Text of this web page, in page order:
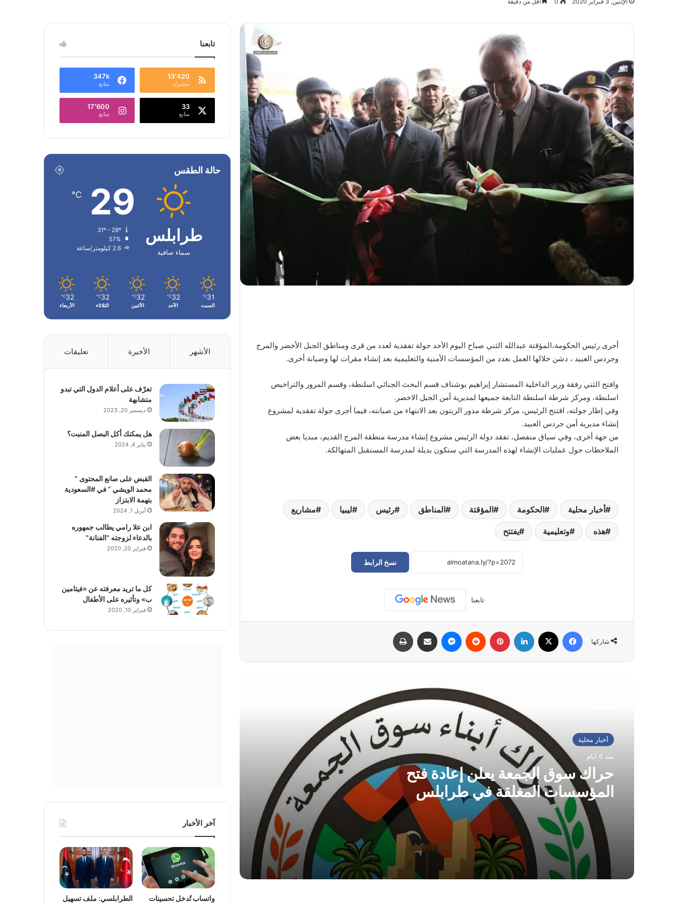
أجرى رئيس الحكومة،المؤقتة عبدالله الثني صباح اليوم الأحد جولة تفقدية لعدد من قرى ومناطق الجبل الأخضر والمرج
وجردس العبيد ، دشن خلالها العمل بعدد من المؤسسات الأمنية والتعليمية بعد إنشاء مقرات لها وصيانة أخرى.
وافتح الثني رفقة وزير الداخلية المستشار إبراهيم بوشناف قسم البحث الجنائي اسلنطة، وقسم المرور والتراخيص
اسلنطة، ومركز شرطة اسلنطة التابعة جميعها لمديرية أمن الجبل الاخضر.
وفي إطار جولته، افتتح الرئيس، مركز شرطة مدور الزيتون بعد الانتهاء من صيانته، فيما أجرى جولة تفقدية لمشروع
إنشاء مديرية أمن جردس العبيد.
من جهة أخرى، وفي سياق منفصل، تفقد دولة الرئيس مشروع إنشاء مدرسة منطقة المرج القديم، مبديا بعض
الملاحظات حول عمليات الإنشاء لهذه المدرسة التي ستكون بديلة لمدرسة المستقبل المتهالكة.
أخبار محلية الحكومة المؤقتة المناطق رئيس ليبيا مشاريع
هذه وتعليمية يفتتح
نسخ الرابط
تابعنا
شاركها
فيسبوك لينكدإن بينتيريست ماسنجر مشاركة عبر البريد
أخبار محلية
منذ 6 أيام
حراك سوق الجمعة يعلن إعادة فتح
المؤسسات المغلقة في طرابلس
حراك سوق الجمعة يعلن إعادة فتح
والمستشفيات بالديزل و«البريقة» تبدأ التنفيذ
في حملة ميدانية واسعة
مركز الأرصاد الجوية يحذر من ذروة موجة
حارة و رطوبة عالية بمنتصف الأسبوع
الطرابلسي يطالب الدبيبة بـ”فرض السيطرة
بالقوة” ويكشف ثغرات أمنية في ملف
تهريب الوقود
الأرصاد الجوية تتوقع أجواءً صيفية معتدلة
وتحذر من السباحة في الشواطئ
صرمان: احباط محاولة تفجير سيارة مفخخة
تابعنا
13٬420
مشترك
347k
متابع
33
متابع
17٬600
متابع
حالة الطقس
طرابلس
سماء صافية
29
℃
57%
2.6 كيلومتر/ساعة
31
℃
السبت
32
℃
الأحد
32
℃
الأثنين
32
℃
الثلاثاء
32
℃
الأربعاء
الأشهر الأخيرة تعليقات
تعرّف على أعلام الدول التي تبدو
متشابهة
ديسمبر 20, 2023
هل يمكنك أكل البصل المنبت؟
يناير 4, 2024
القبض على صانع المحتوى ”
محمد الويشي ” في #السعودية
بتهمة الابتزاز
أبريل 1, 2024
ابن علا رامي يطالب جمهوره
بالدعاء لزوجته "الفنانة"
فبراير 20, 2020
كل ما تريد معرفته عن «فيتامين
ب» وتأثيره على الأطفال
فبراير 10, 2020
آخر الأخبار
واتساب تُدخل تحسينات
الطرابلسي: ملف تسهيل